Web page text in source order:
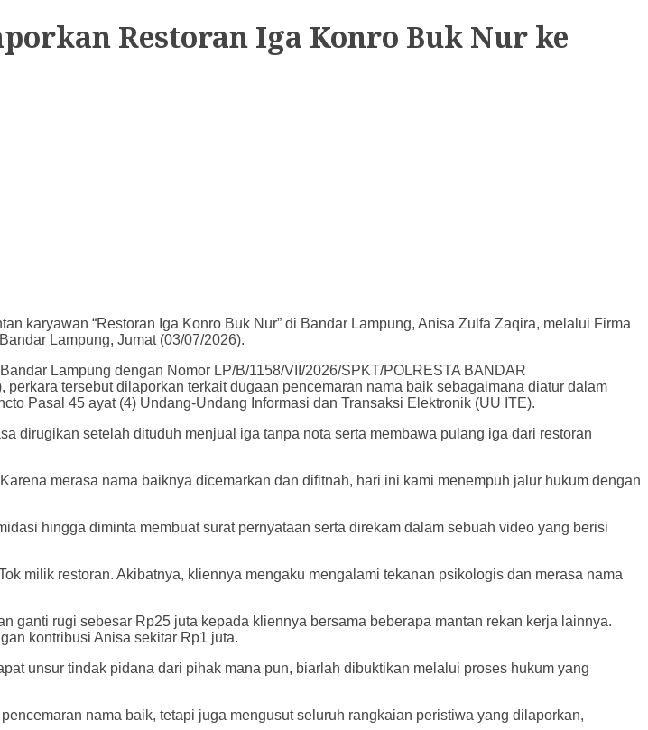
Restoran Iga Konro Buk Nur ke
karyawan “Restoran Iga Konro Buk Nur” di Bandar Lampung, Anisa Zulfa Zaqira, melalui Firma
Lampung, Jumat (03/07/2026).
Lampung dengan Nomor LP/B/1158/VII/2026/SPKT/POLRESTA BANDAR
tersebut dilaporkan terkait dugaan pencemaran nama baik sebagaimana diatur dalam
Pasal 45 ayat (4) Undang-Undang Informasi dan Transaksi Elektronik (UU ITE).
dirugikan setelah dituduh menjual iga tanpa nota serta membawa pulang iga dari restoran
merasa nama baiknya dicemarkan dan difitnah, hari ini kami menempuh jalur hukum dengan
hingga diminta membuat surat pernyataan serta direkam dalam sebuah video yang berisi
milik restoran. Akibatnya, kliennya mengaku mengalami tekanan psikologis dan merasa nama
ganti rugi sebesar Rp25 juta kepada kliennya bersama beberapa mantan rekan kerja lainnya.
kontribusi Anisa sekitar Rp1 juta.
unsur tindak pidana dari pihak mana pun, biarlah dibuktikan melalui proses hukum yang
nama baik, tetapi juga mengusut seluruh rangkaian peristiwa yang dilaporkan,